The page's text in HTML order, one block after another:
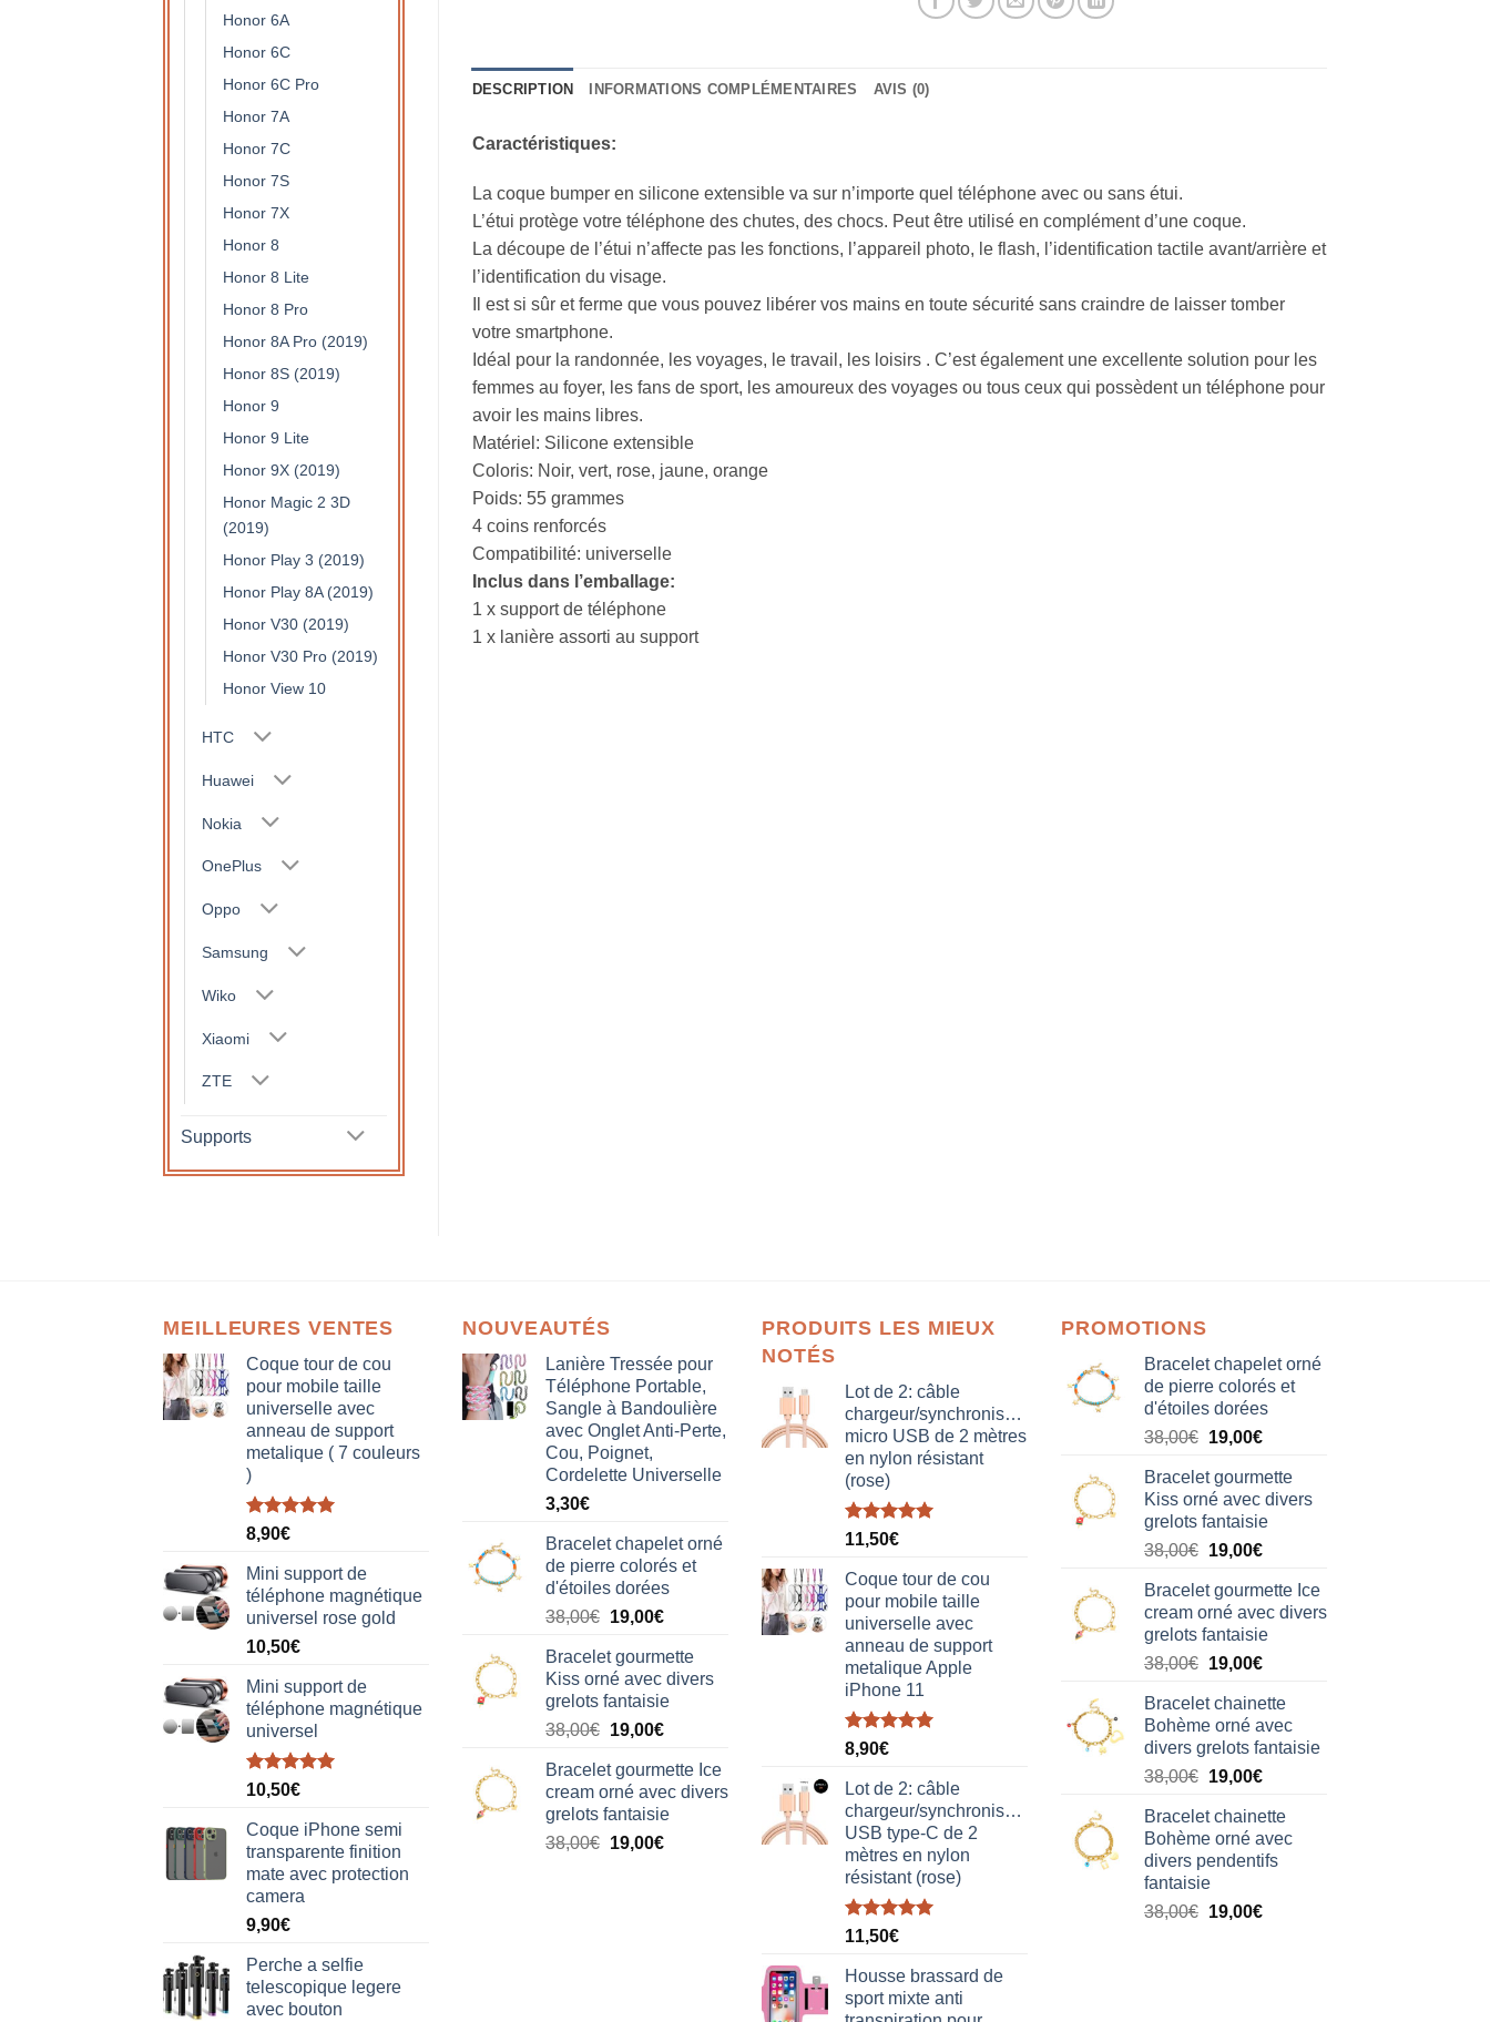
Honor 6A
Honor 6C
Honor 6C Pro
Honor 7A
Honor 7C
Honor 7S
Honor 7X
Honor 8
Honor 8 Lite
Honor 8 Pro
Honor 8A Pro (2019)
Honor 8S (2019)
Honor 9
Honor 9 Lite
Honor 9X (2019)
Honor Magic 2 3D
(2019)
Honor Play 3 (2019)
Honor Play 8A (2019)
Honor V30 (2019)
Honor V30 Pro (2019)
Honor View 10
HTC
Huawei
Nokia
OnePlus
Oppo
Samsung
Wiko
Xiaomi
ZTE
Supports
DESCRIPTION INFORMATIONS COMPLÉMENTAIRES AVIS (0)
Caractéristiques:
La coque bumper en silicone extensible va sur n’importe quel téléphone avec ou sans étui.
L’étui protège votre téléphone des chutes, des chocs. Peut être utilisé en complément d’une coque.
La découpe de l’étui n’affecte pas les fonctions, l’appareil photo, le flash, l’identification tactile avant/arrière et
l’identification du visage.
Il est si sûr et ferme que vous pouvez libérer vos mains en toute sécurité sans craindre de laisser tomber
votre smartphone.
Idéal pour la randonnée, les voyages, le travail, les loisirs . C’est également une excellente solution pour les
femmes au foyer, les fans de sport, les amoureux des voyages ou tous ceux qui possèdent un téléphone pour
avoir les mains libres.
Matériel: Silicone extensible
Coloris: Noir, vert, rose, jaune, orange
Poids: 55 grammes
4 coins renforcés
Compatibilité: universelle
Inclus dans l’emballage:
1 x support de téléphone
1 x lanière assorti au support
MEILLEURES VENTES
Coque tour de cou
pour mobile taille
universelle avec
anneau de support
metalique ( 7 couleurs
)
Note5.00
8,90€
Mini support de
téléphone magnétique
universel rose gold
10,50€
Mini support de
téléphone magnétique
universel
Note5.00
10,50€
Coque iPhone semi
transparente finition
mate avec protection
camera
9,90€
Perche a selfie
telescopique legere
avec bouton
NOUVEAUTÉS
Lanière Tressée pour
Téléphone Portable,
Sangle à Bandoulière
avec Onglet Anti-Perte,
Cou, Poignet,
Cordelette Universelle
3,30€
Bracelet chapelet orné
de pierre colorés et
d'étoiles dorées
38,00€ Le
initial
était :
38,00€.
19,00€Le
actuel
est :
19,00€.
Bracelet gourmette
Kiss orné avec divers
grelots fantaisie
38,00€ Le
initial
était :
38,00€.
19,00€Le
actuel
est :
19,00€.
Bracelet gourmette Ice
cream orné avec divers
grelots fantaisie
38,00€ Le
19,00€Le
PRODUITS LES MIEUX
NOTÉS
Lot de 2: câble
chargeur/synchronisation
micro USB de 2 mètres
en nylon résistant
(rose)
Note5.00
11,50€
Coque tour de cou
pour mobile taille
universelle avec
anneau de support
metalique Apple
iPhone 11
Note5.00
8,90€
Lot de 2: câble
chargeur/synchronisation
USB type-C de 2
mètres en nylon
résistant (rose)
Note5.00
11,50€
Housse brassard de
sport mixte anti
PROMOTIONS
Bracelet chapelet orné
de pierre colorés et
d'étoiles dorées
38,00€ Le
initial
était :
38,00€.
19,00€Le
actuel
est :
19,00€.
Bracelet gourmette
Kiss orné avec divers
grelots fantaisie
38,00€ Le
initial
était :
38,00€.
19,00€Le
actuel
est :
19,00€.
Bracelet gourmette Ice
cream orné avec divers
grelots fantaisie
38,00€ Le
initial
était :
38,00€.
19,00€Le
actuel
est :
19,00€.
Bracelet chainette
Bohème orné avec
divers grelots fantaisie
38,00€ Le
initial
était :
38,00€.
19,00€Le
actuel
est :
19,00€.
Bracelet chainette
Bohème orné avec
divers pendentifs
fantaisie
38,00€ Le
19,00€Le